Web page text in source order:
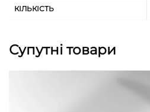
КІЛЬКІСТЬ
Супутні товари